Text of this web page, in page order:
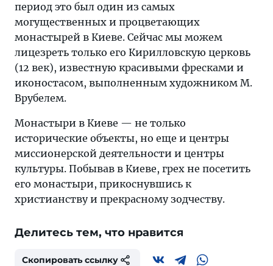
период это был один из самых
могущественных и процветающих
монастырей в Киеве. Сейчас мы можем
лицезреть только его Кирилловскую церковь
(12 век), известную красивыми фресками и
иконостасом, выполненным художником М.
Врубелем.
Монастыри в Киеве — не только
исторические объекты, но еще и центры
миссионерской деятельности и центры
культуры. Побывав в Киеве, грех не посетить
его монастыри, прикоснувшись к
христианству и прекрасному зодчеству.
Делитесь тем, что нравится
Скопировать ссылку